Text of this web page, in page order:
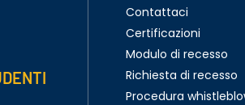
Contattaci
Certificazioni
Modulo di recesso
Richiesta di recesso
Procedura